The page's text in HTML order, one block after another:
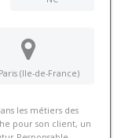
(Ile-de-France)
les métiers des
pour son client, un